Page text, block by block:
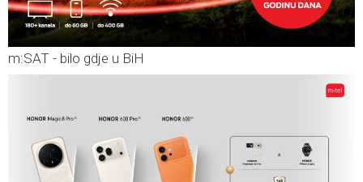
m:SAT - bilo gdje u BiH